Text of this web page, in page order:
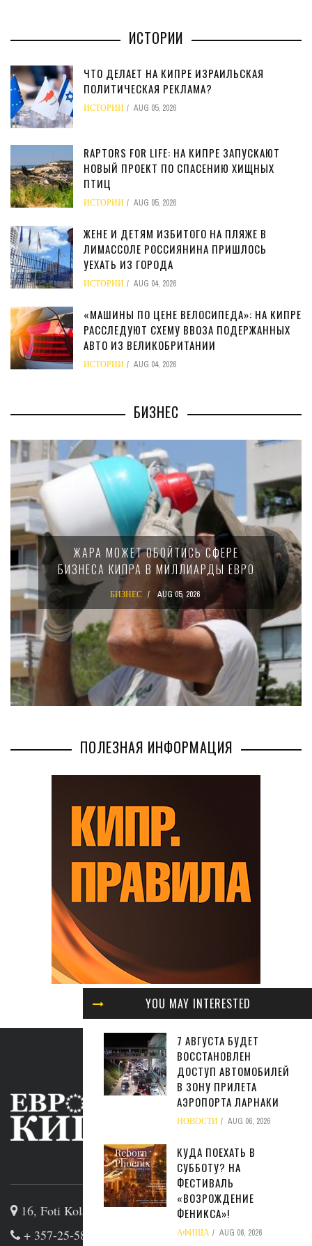
YOU MAY INTERESTED
7 АВГУСТА БУДЕТ
ВОССТАНОВЛЕН
ДОСТУП АВТОМОБИЛЕЙ
В ЗОНУ ПРИЛЕТА
АЭРОПОРТА ЛАРНАКИ
НОВОСТИ AUG 06, 2026
КУДА ПОЕХАТЬ В
СУББОТУ? НА
ФЕСТИВАЛЬ
«ВОЗРОЖДЕНИЕ
ФЕНИКСА»!
АФИША AUG 06, 2026
ИСТОРИИ
ЧТО ДЕЛАЕТ НА КИПРЕ ИЗРАИЛЬСКАЯ
ПОЛИТИЧЕСКАЯ РЕКЛАМА?
ИСТОРИИ AUG 05, 2026
RAPTORS FOR LIFE: НА КИПРЕ ЗАПУСКАЮТ
НОВЫЙ ПРОЕКТ ПО СПАСЕНИЮ ХИЩНЫХ
ПТИЦ
ИСТОРИИ AUG 05, 2026
ЖЕНЕ И ДЕТЯМ ИЗБИТОГО НА ПЛЯЖЕ В
ЛИМАССОЛЕ РОССИЯНИНА ПРИШЛОСЬ
УЕХАТЬ ИЗ ГОРОДА
ИСТОРИИ AUG 04, 2026
«МАШИНЫ ПО ЦЕНЕ ВЕЛОСИПЕДА»: НА КИПРЕ
РАССЛЕДУЮТ СХЕМУ ВВОЗА ПОДЕРЖАННЫХ
АВТО ИЗ ВЕЛИКОБРИТАНИИ
ИСТОРИИ AUG 04, 2026
БИЗНЕС
МИНФИН КИПРА ПЕРЕПИСАЛ ЗАКОН
15-ПРОЦЕНТНОМ НАЛОГЕ ДЛЯ
КРУПНЫХ МЕЖДУНАРОДНЫХ
КОМПАНИЙ
БИЗНЕС AUG 02, 2026
ПОЛЕЗНАЯ ИНФОРМАЦИЯ
ABOUT US
16, Foti Kolakidi str, 3031, Limassol, Cyprus
+ 357-25-581133